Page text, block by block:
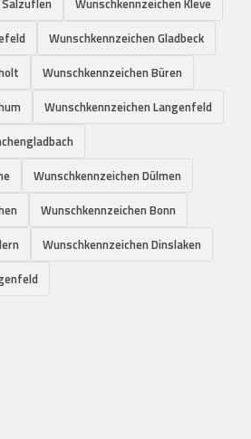
Wunschkennzeichen Gladbeck
Wunschkennzeichen Büren
Wunschkennzeichen Langenfeld
Wunschkennzeichen Dülmen
Wunschkennzeichen Bonn
Wunschkennzeichen Dinslaken